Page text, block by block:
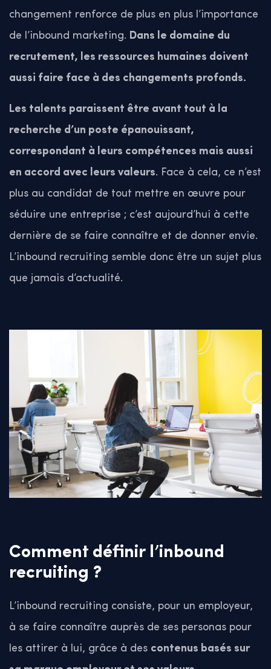
changement renforce de plus en plus l’importance
de l’inbound marketing. Dans le domaine du
recrutement, les ressources humaines doivent
aussi faire face à des changements profonds.
Les talents paraissent être avant tout à la
recherche d’un poste épanouissant,
correspondant à leurs compétences mais aussi
en accord avec leurs valeurs. Face à cela, ce n’est
plus au candidat de tout mettre en œuvre pour
séduire une entreprise ; c’est aujourd’hui à cette
dernière de se faire connaître et de donner envie.
L’inbound recruiting semble donc être un sujet plus
que jamais d’actualité.
Comment définir l’inbound
recruiting ?
L’inbound recruiting consiste, pour un employeur,
à se faire connaître auprès de ses personas pour
les attirer à lui, grâce à des contenus basés sur